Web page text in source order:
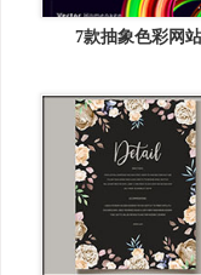
7款抽象色彩网